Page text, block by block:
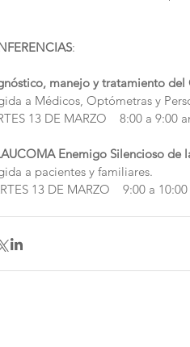
:
manejo y tratamiento del
a Médicos, Optómetras y
13 DE MARZO    8:00 a
Enemigo Silencioso de
a pacientes y familiares.
13 DE MARZO    9:00 a